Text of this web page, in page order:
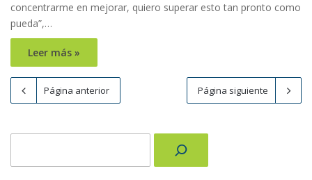
concentrarme en mejorar, quiero superar esto tan pronto como
pueda”,…
Leer más »
Página anterior Página siguiente